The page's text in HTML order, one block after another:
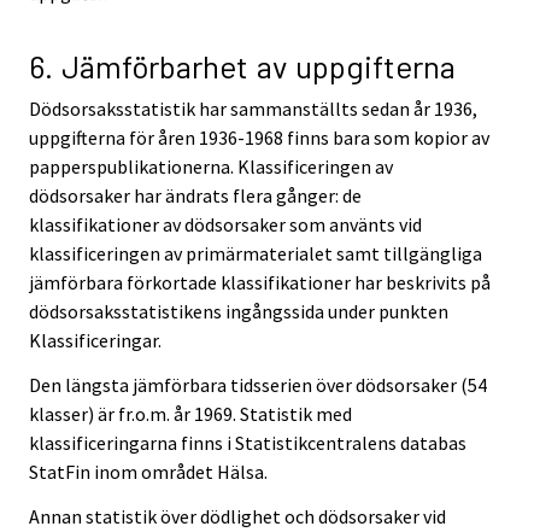
6. Jämförbarhet av uppgifterna
Dödsorsaksstatistik har sammanställts sedan år 1936,
uppgifterna för åren 1936-1968 finns bara som kopior av
papperspublikationerna. Klassificeringen av
dödsorsaker har ändrats flera gånger: de
klassifikationer av dödsorsaker som använts vid
klassificeringen av primärmaterialet samt tillgängliga
jämförbara förkortade klassifikationer har beskrivits på
dödsorsaksstatistikens ingångssida under punkten
Klassificeringar.
Den längsta jämförbara tidsserien över dödsorsaker (54
klasser) är fr.o.m. år 1969. Statistik med
klassificeringarna finns i Statistikcentralens databas
StatFin inom området Hälsa.
Annan statistik över dödlighet och dödsorsaker vid